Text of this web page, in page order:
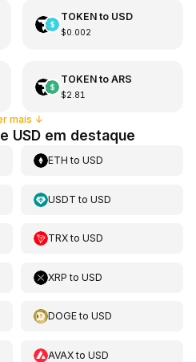
TOKENto USD
$0.002
TOKENto ARS
$2.81
mais ↓
USD em destaque
ETH toUSD
USDT toUSD
TRXtoUSD
XRP toUSD
DOGEtoUSD
AVAXtoUSD